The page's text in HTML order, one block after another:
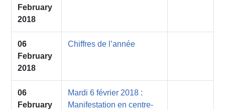
February
2018
06
February
2018
Chiffres de l’année
06
February
Mardi 6 février 2018 :
Manifestation en centre-